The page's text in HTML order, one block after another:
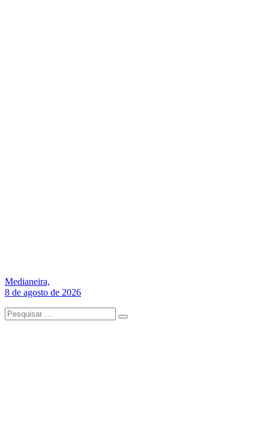
Medianeira,
8 de agosto de 2026